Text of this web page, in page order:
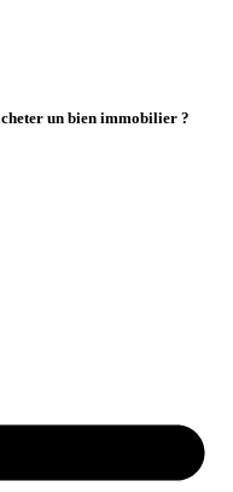
un bien immobilier ?